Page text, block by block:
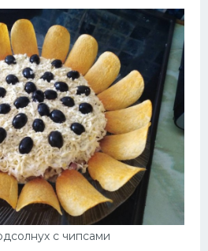
с чипсами